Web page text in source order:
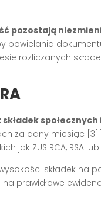
pozostają
powielania
rozliczanych
za dany miesiąc
ZUS RCA, RSA lub
składek na
prawidłowe